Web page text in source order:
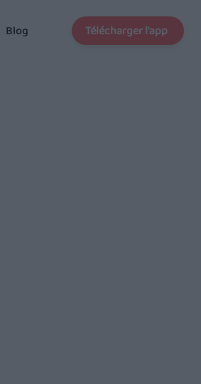
Blog Télécharger l'app